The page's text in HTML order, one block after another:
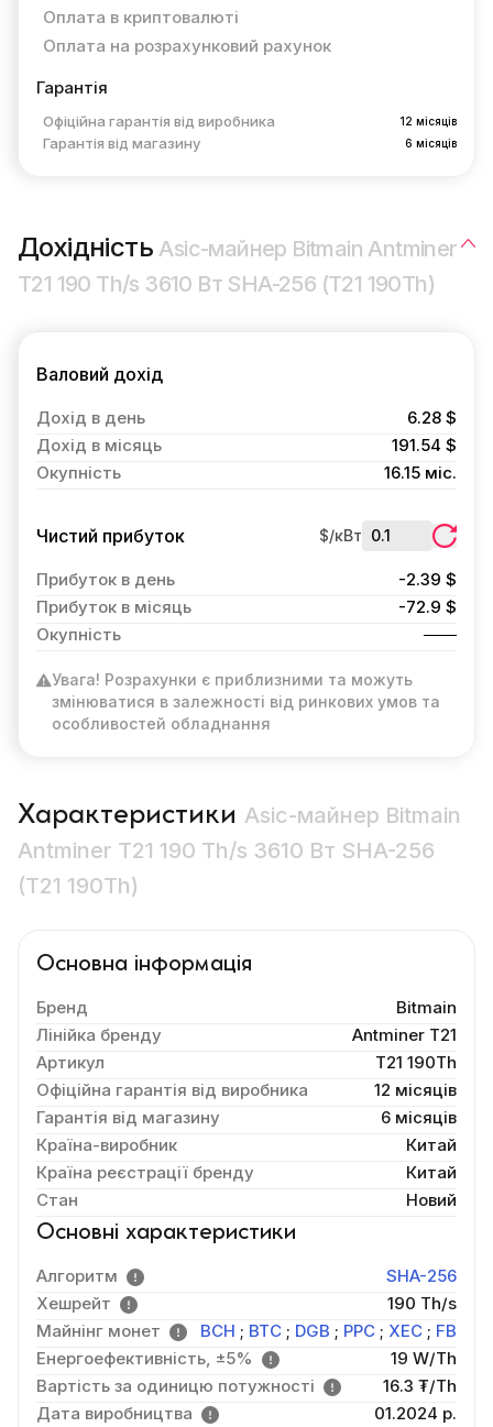
Оплата в криптовалюті
Оплата на розрахунковий рахунок
Гарантія
Офіційна гарантія від виробника 12 місяців
Гарантія від магазину 6 місяців
ДохідністьAsic-майнер Bitmain Antminer
T21 190 Th/s 3610 Вт SHA-256 (T21 190Th)
Валовий дохід
Дохід в день
6.28 $
Дохід в місяць
191.54 $
Окупність
16.15 міс.
Чистий прибуток $/кВт
Прибуток в день
-2.39 $
Прибуток в місяць
-72.9 $
Окупність
Увага! Розрахунки є приблизними та можуть
змінюватися в залежності від ринкових умов та
особливостей обладнання
Характеристики Asic-майнер Bitmain
Antminer T21 190 Th/s 3610 Вт SHA-256
(T21 190Th)
Основна інформація
Бренд
Bitmain
Лінійка бренду
Antminer T21
Артикул
T21 190Th
Офіційна гарантія від виробника
12 місяців
Гарантія від магазину
6 місяців
Країна-виробник
Китай
Країна реєстрації бренду
Китай
Стан
Новий
Основні характеристики
Алгоритм
SHA-256
Хешрейт
190 Th/s
Майнінг монет
BCH ; BTC ; DGB ; PPC ; XEC ; FB
Енергоефективність, ±5%
19 W/Th
Вартість за одиницю потужності
16.3 ₮/Th
Дата виробництва
01.2024 р.